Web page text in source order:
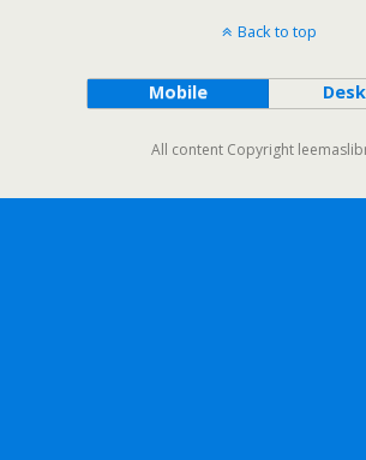
Back to top
Mobile
All content Copyright